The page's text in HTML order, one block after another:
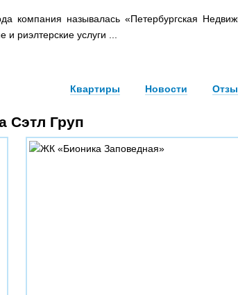
компания называлась «Петербургская
и риэлтерские услуги ...
Квартиры Новости
Сэтл Груп